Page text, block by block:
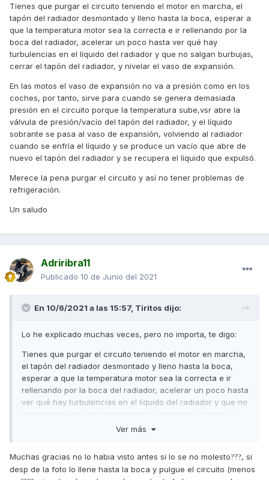
tiene comunicacion directa con radiador o con la bomba,
tenia lleno al max de agua destilada el vaso expansor y no
caia una sola gota por la bomba (ya estaba vacia tanto
bomba como por el radiador con una goma y una jeringa.)
por que puede ser esto?
muchisimas gracias por todo
Tienes que purgar el circuito teniendo el motor en marcha, el
tapón del radiador desmontado y lleno hasta la boca, esperar a
que la temperatura motor sea la correcta e ir rellenando por la
boca del radiador, acelerar un poco hasta ver qué hay
turbulencias en el líquido del radiador y que no salgan burbujas,
cerrar el tapón del radiador, y nivelar el vaso de expansión.
En las motos el vaso de expansión no va a presión como en los
coches, por tanto, sirve para cuando se genera demasiada
presión en el circuito porque la temperatura sube,vsr abre la
válvula de presión/vacío del tapón del radiador, y el líquido
sobrante se pasa al vaso de expansión, volviendo al radiador
cuando se enfría el líquido y se produce un vacío que abre de
nuevo el tapón del radiador y se recupera el líquido que expulsó.
Merece la pena purgar el circuito y así no tener problemas de
refrigeración.
Un saludo
Adriribra11
Publicado 10 de Junio del 2021
En 10/6/2021 a las 15:57, Tiritos dijo:
Lo he explicado muchas veces, pero no importa, te digo:
Tienes que purgar el circuito teniendo el motor en marcha,
el tapón del radiador desmontado y lleno hasta la boca,
esperar a que la temperatura motor sea la correcta e ir
rellenando por la boca del radiador, acelerar un poco hasta
ver qué hay turbulencias en el líquido del radiador y que no
salgan burbujas, cerrar el tapón del radiador, y nivelar el
los coches, por tanto, sirve para cuando se genera
demasiada presión en el circuito porque la temperatura
Ver más
Muchas gracias no lo habia visto antes si lo se no molesto???, si
desp de la foto lo llene hasta la boca y pulgue el circuito (menos